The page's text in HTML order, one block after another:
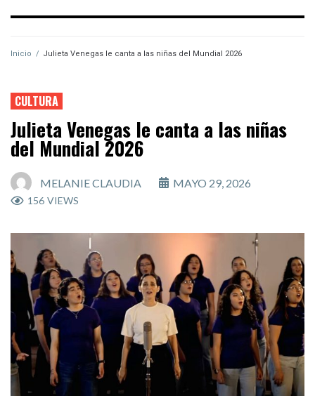
Inicio / Julieta Venegas le canta a las niñas del Mundial 2026
CULTURA
Julieta Venegas le canta a las niñas
del Mundial 2026
MELANIE CLAUDIA MAYO 29, 2026
156 VIEWS